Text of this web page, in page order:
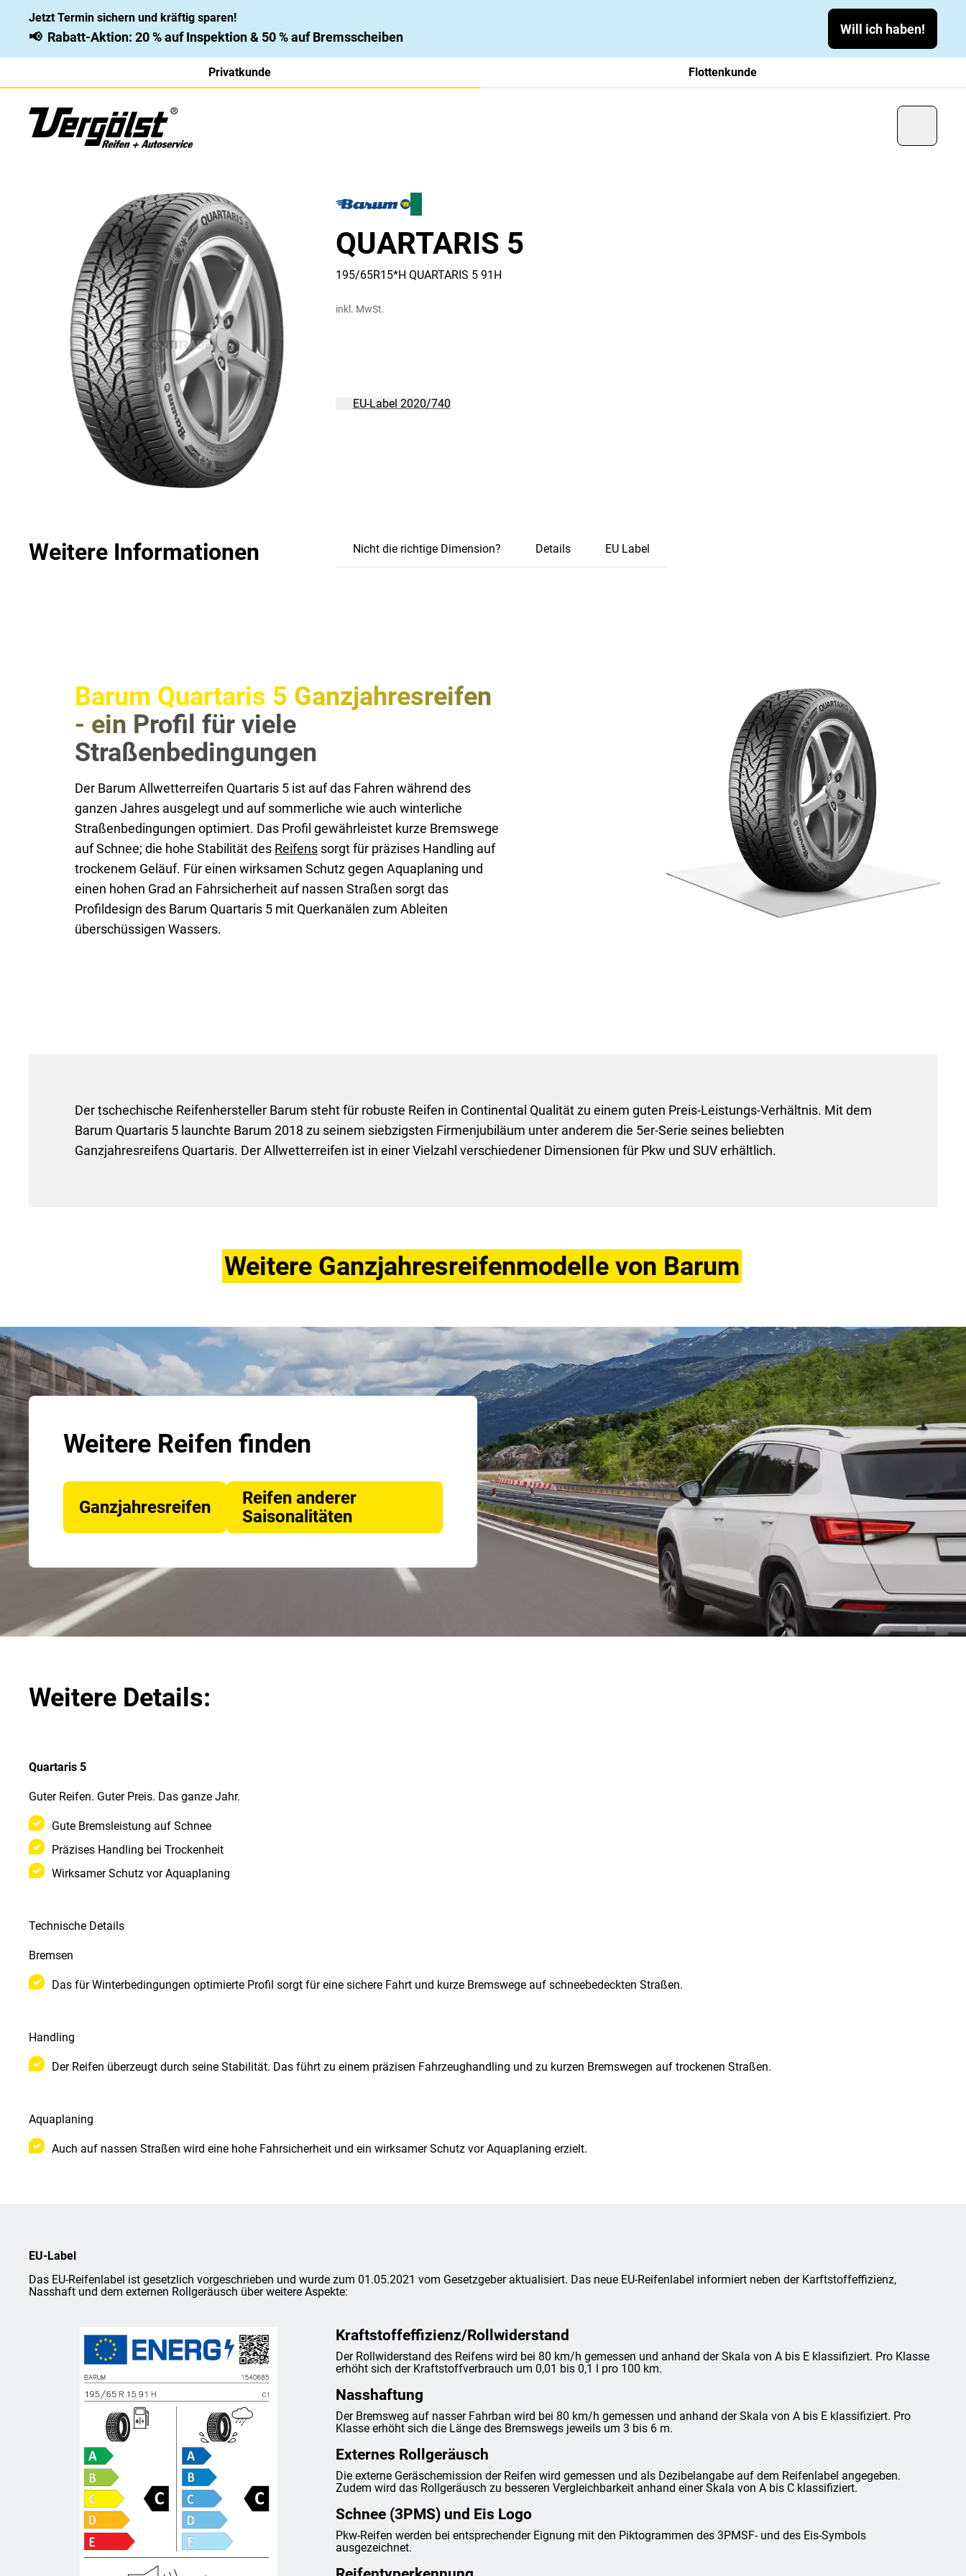
Jetzt Termin sichern und kräftig sparen!
📢 Rabatt-Aktion: 20 % auf Inspektion & 50 % auf Bremsscheiben
Will ich haben!
Privatkunde Flottenkunde
QUARTARIS 5
195/65R15*H QUARTARIS 5 91H
inkl. MwSt.
EU-Label 2020/740
Weitere Informationen Nicht die richtige Dimension? Details EU Label
Barum Quartaris 5 Ganzjahresreifen
- ein Profil für viele
Straßenbedingungen
Der Barum Allwetterreifen Quartaris 5 ist auf das Fahren während des
ganzen Jahres ausgelegt und auf sommerliche wie auch winterliche
Straßenbedingungen optimiert. Das Profil gewährleistet kurze Bremswege
auf Schnee; die hohe Stabilität des Reifens sorgt für präzises Handling auf
trockenem Geläuf. Für einen wirksamen Schutz gegen Aquaplaning und
einen hohen Grad an Fahrsicherheit auf nassen Straßen sorgt das
Profildesign des Barum Quartaris 5 mit Querkanälen zum Ableiten
überschüssigen Wassers.
Der tschechische Reifenhersteller Barum steht für robuste Reifen in Continental Qualität zu einem guten Preis-Leistungs-Verhältnis. Mit dem
Barum Quartaris 5 launchte Barum 2018 zu seinem siebzigsten Firmenjubiläum unter anderem die 5er-Serie seines beliebten
Ganzjahresreifens Quartaris. Der Allwetterreifen ist in einer Vielzahl verschiedener Dimensionen für Pkw und SUV erhältlich.
Weitere Ganzjahresreifenmodelle von Barum
Weitere Reifen finden
Ganzjahresreifen
Reifen anderer
Saisonalitäten
Weitere Details:
Quartaris 5
Guter Reifen. Guter Preis. Das ganze Jahr.
Gute Bremsleistung auf Schnee
Präzises Handling bei Trockenheit
Wirksamer Schutz vor Aquaplaning
Technische Details
Bremsen
Das für Winterbedingungen optimierte Profil sorgt für eine sichere Fahrt und kurze Bremswege auf schneebedeckten Straßen.
Handling
Der Reifen überzeugt durch seine Stabilität. Das führt zu einem präzisen Fahrzeughandling und zu kurzen Bremswegen auf trockenen Straßen.
Aquaplaning
Auch auf nassen Straßen wird eine hohe Fahrsicherheit und ein wirksamer Schutz vor Aquaplaning erzielt.
EU-Label
Das EU-Reifenlabel ist gesetzlich vorgeschrieben und wurde zum 01.05.2021 vom Gesetzgeber aktualisiert. Das neue EU-Reifenlabel informiert neben der Karftstoffeffizienz,
Nasshaft und dem externen Rollgeräusch über weitere Aspekte:
Kraftstoffeffizienz/Rollwiderstand
Der Rollwiderstand des Reifens wird bei 80 km/h gemessen und anhand der Skala von A bis E klassifiziert. Pro Klasse
erhöht sich der Kraftstoffverbrauch um 0,01 bis 0,1 l pro 100 km.
Nasshaftung
Der Bremsweg auf nasser Fahrban wird bei 80 km/h gemessen und anhand der Skala von A bis E klassifiziert. Pro
Klasse erhöht sich die Länge des Bremswegs jeweils um 3 bis 6 m.
Externes Rollgeräusch
Die externe Geräschemission der Reifen wird gemessen und als Dezibelangabe auf dem Reifenlabel angegeben.
Zudem wird das Rollgeräusch zu besseren Vergleichbarkeit anhand einer Skala von A bis C klassifiziert.
Schnee (3PMS) und Eis Logo
Pkw-Reifen werden bei entsprechender Eignung mit den Piktogrammen des 3PMSF- und des Eis-Symbols
ausgezeichnet.